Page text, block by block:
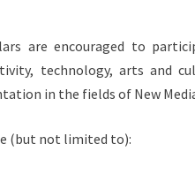
are encouraged to
technology, arts and
in the fields of New
(but not limited to):